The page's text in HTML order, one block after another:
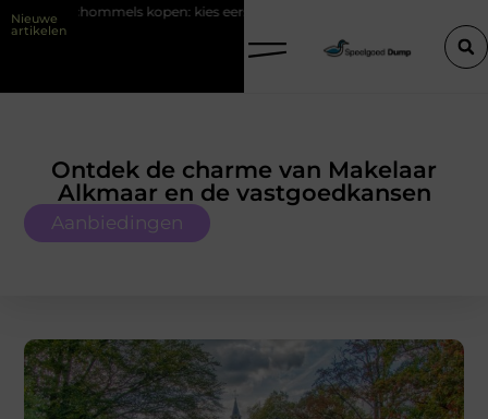
Nieuwe
artikelen
kies eerst plek en ondergrond in je tuin
Ontdek de charme van Makelaar
Alkmaar en de vastgoedkansen
Aanbiedingen